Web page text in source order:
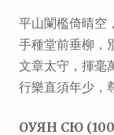
平山闌檻倚晴空
手種堂前垂柳，
文章太守，揮毫
行樂直須年少，
ОУЯН СЮ